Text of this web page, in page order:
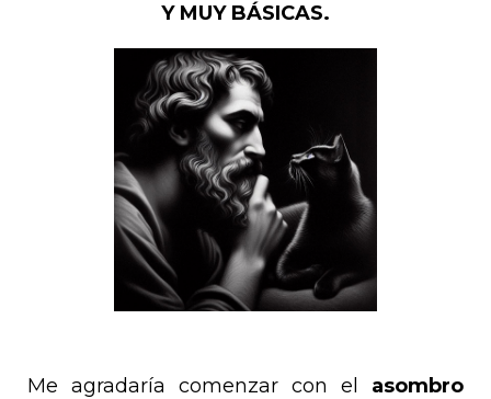
Y MUY BÁSICAS.
Me agradaría comenzar con el asombro